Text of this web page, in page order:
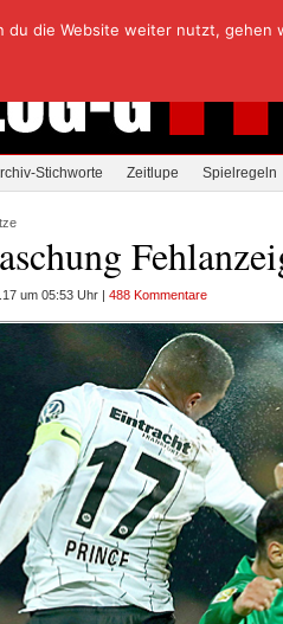
Stichworte Zeitlupe Spielregeln
um 05:53 Uhr | 488 Kommentare
du die Website weiter nutzt,